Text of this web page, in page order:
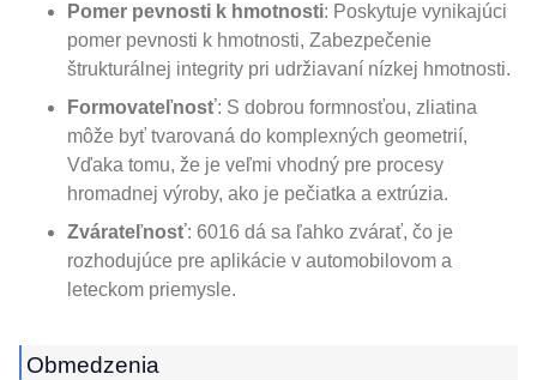
Pomer pevnosti k hmotnosti: Poskytuje vynikajúci
pomer pevnosti k hmotnosti, Zabezpečenie
štrukturálnej integrity pri udržiavaní nízkej hmotnosti.
Formovateľnosť: S dobrou formnosťou, zliatina
môže byť tvarovaná do komplexných geometrií,
Vďaka tomu, že je veľmi vhodný pre procesy
hromadnej výroby, ako je pečiatka a extrúzia.
Zvárateľnosť: 6016 dá sa ľahko zvárať, čo je
rozhodujúce pre aplikácie v automobilovom a
leteckom priemysle.
Obmedzenia